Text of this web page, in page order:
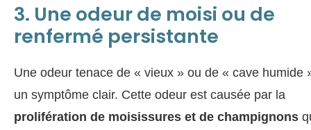
3. Une odeur de moisi ou de
renfermé persistante
Une odeur tenace de « vieux » ou de « cave humide
un symptôme clair. Cette odeur est causée par la
prolifération de moisissures et de champignons